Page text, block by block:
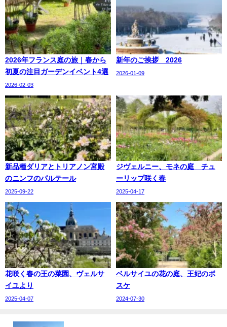
2026年フランス庭の旅｜春から
初夏の注目ガーデンイベント4選
2026-02-03
新年のご挨拶 2026
2026-01-09
新品種ダリアとトリアノン宮殿
のニンフのパルテール
2025-09-22
ジヴェルニー、モネの庭 チュ
ーリップ咲く春
2025-04-17
花咲く春の王の菜園、ヴェルサ
イユより
2025-04-07
ベルサイユの花の庭、王妃のボ
スケ
2024-07-30